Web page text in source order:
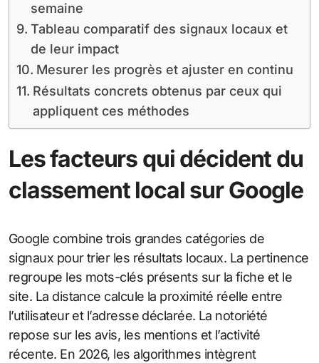
semaine
Tableau comparatif des signaux locaux et
de leur impact
Mesurer les progrès et ajuster en continu
Résultats concrets obtenus par ceux qui
appliquent ces méthodes
Les facteurs qui décident du
classement local sur Google
Google combine trois grandes catégories de
signaux pour trier les résultats locaux. La pertinence
regroupe les mots-clés présents sur la fiche et le
site. La distance calcule la proximité réelle entre
l’utilisateur et l’adresse déclarée. La notoriété
repose sur les avis, les mentions et l’activité
récente. En 2026, les algorithmes intègrent